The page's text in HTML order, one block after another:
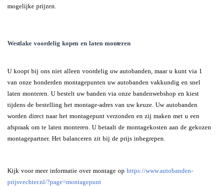
mogelijke prijzen.
Westlake voordelig kopen en laten monteren
U koopt bij ons niet alleen voordelig uw autobanden, maar u kunt via 1
van onze honderden montagepunten uw autobanden vakkundig en snel
laten monteren. U bestelt uw banden via onze bandenwebshop en kiest
tijdens de bestelling het montage-adres van uw keuze. Uw autobanden
worden direct naar het montagepunt verzonden en zij maken met u een
afspraak om te laten monteren. U betaalt de montagekosten aan de gekozen
montagepartner. Het balanceren zit bij de prijs inbegrepen.
Kijk voor meer informatie over montage op https://www.autobanden-
prijsvechter.nl/?page=montagepunt